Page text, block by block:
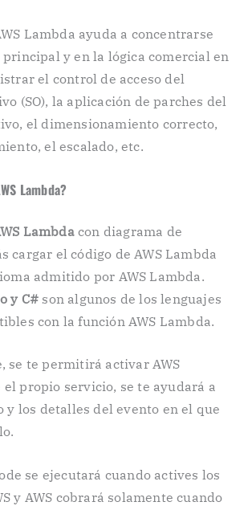
Lambda ayuda a concentrarse
y en la lógica comercial en
el control de acceso del
(SO), la aplicación de parches del
el dimensionamiento correcto,
el escalado, etc.
Lambda?
Lambdacon diagrama de
cargar el código de AWS Lambda
admitido por AWS Lambda.
y C# son algunos de los lenguajes
con la función AWS Lambda.
se te permitirá activar AWS
el propio servicio, se te ayudará a
y los detalles del evento en el que
se ejecutará cuando actives los
y AWS cobrará solamente cuando